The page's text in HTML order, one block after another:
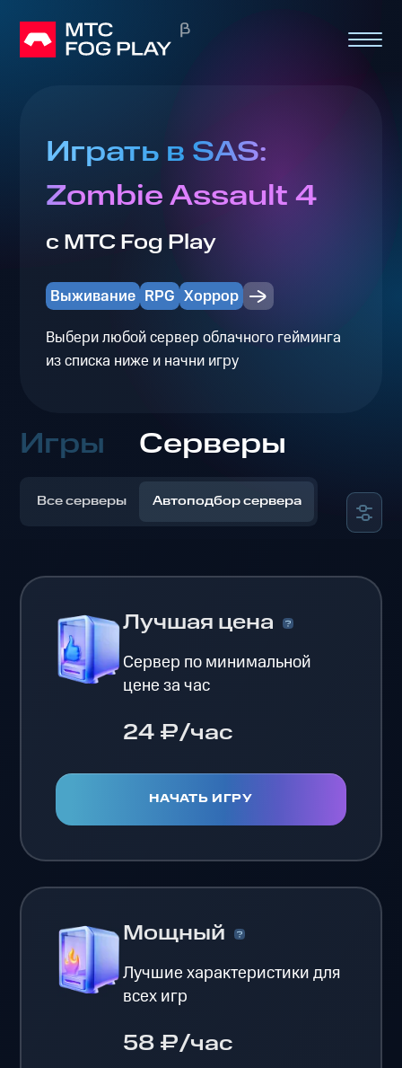
Играть в SAS:
Zombie Assault 4
с МТС Fog Play
Выживание RPG Хоррор
Выбери любой сервер облачного гейминга
из списка ниже и начни игру
Игры Серверы
Все серверы Автоподбор сервера
Лучшая цена
Сервер по минимальной
цене за час
24 ₽/час
НАЧАТЬ ИГРУ
Мощный
Лучшие характеристики для
всех игр
58 ₽/час